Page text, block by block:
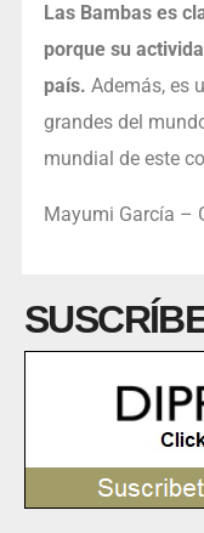
Las Bambas es
porque su
país. Además, es
grandes del
mundial de este
Mayumi García –